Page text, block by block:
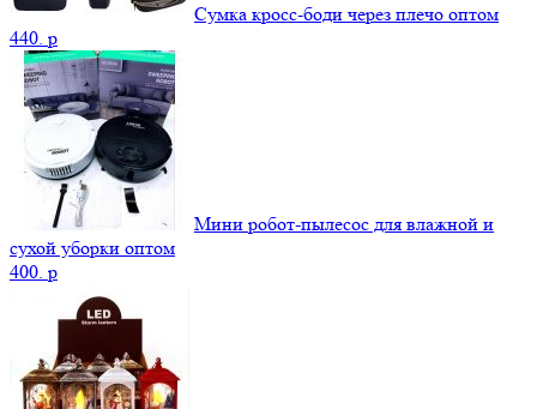
Сумка кросс-боди через плечо оптом
440. p
Мини робот-пылесос для влажной и
сухой уборки оптом
400. p